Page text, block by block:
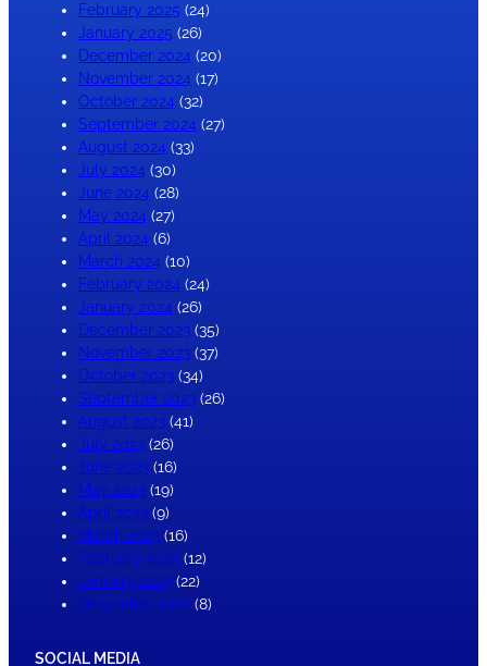
February 2025 (24)
January 2025 (26)
December 2024 (20)
November 2024 (17)
October 2024 (32)
September 2024 (27)
August 2024 (33)
July 2024 (30)
June 2024 (28)
May 2024 (27)
April 2024 (6)
March 2024 (10)
February 2024 (24)
January 2024 (26)
December 2023 (35)
November 2023 (37)
October 2023 (34)
September 2023 (26)
August 2023 (41)
July 2023 (26)
June 2023 (16)
May 2023 (19)
April 2023 (9)
March 2023 (16)
February 2023 (12)
January 2023 (22)
December 2022 (8)
SOCIAL MEDIA